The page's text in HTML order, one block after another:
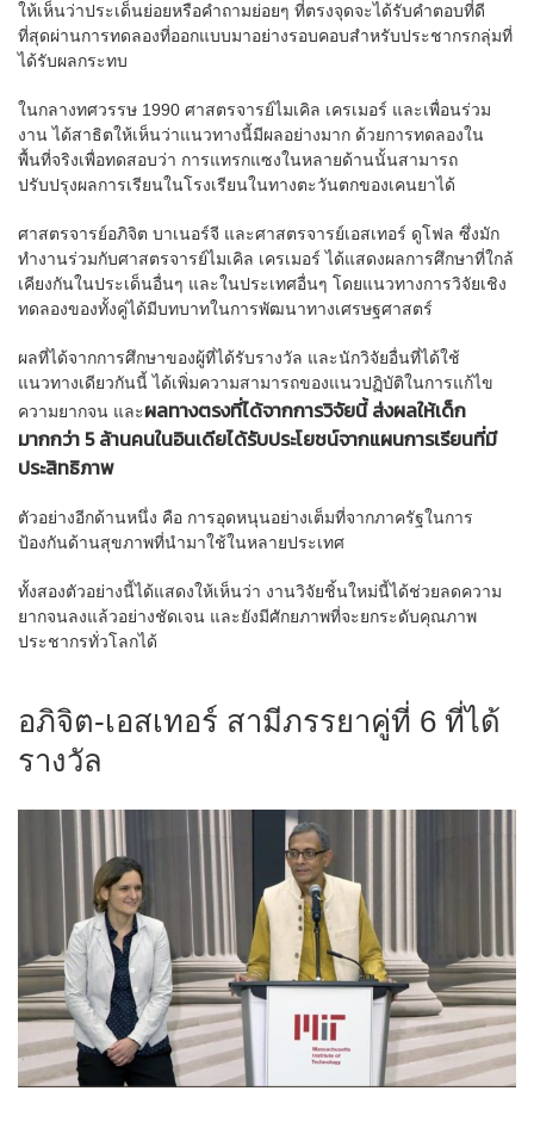
ให้เห็นว่าประเด็นย่อยหรือคำถามย่อยๆ ที่ตรงจุดจะได้รับคำตอบที่ดี
ที่สุดผ่านการทดลองที่ออกแบบมาอย่างรอบคอบสำหรับประชากรกลุ่มที่
ได้รับผลกระทบ
ในกลางทศวรรษ 1990 ศาสตรจารย์ไมเคิล เครเมอร์ และเพื่อนร่วม
งาน ได้สาธิตให้เห็นว่าแนวทางนี้มีผลอย่างมาก ด้วยการทดลองใน
พื้นที่จริงเพื่อทดสอบว่า การแทรกแซงในหลายด้านนั้นสามารถ
ปรับปรุงผลการเรียนในโรงเรียนในทางตะวันตกของเคนยาได้
ศาสตรจารย์อภิจิต บาเนอร์จี และศาสตรจารย์เอสเทอร์ ดูโฟล ซึ่งมัก
ทำงานร่วมกับศาสตรจารย์ไมเคิล เครเมอร์ ได้แสดงผลการศึกษาที่ใกล้
เคียงกันในประเด็นอื่นๆ และในประเทศอื่นๆ โดยแนวทางการวิจัยเชิง
ทดลองของทั้งคู่ได้มีบทบาทในการพัฒนาทางเศรษฐศาสตร์
ผลที่ได้จากการศึกษาของผู้ที่ได้รับรางวัล และนักวิจัยอื่นที่ได้ใช้
แนวทางเดียวกันนี้ ได้เพิ่มความสามารถของแนวปฏิบัติในการแก้ไข
ความยากจน และผลทางตรงที่ได้จากการวิจัยนี้ ส่งผลให้เด็ก
มากกว่า 5 ล้านคนในอินเดียได้รับประโยชน์จากแผนการเรียนที่มี
ประสิทธิภาพ
ตัวอย่างอีกด้านหนึ่ง คือ การอุดหนุนอย่างเต็มที่จากภาครัฐในการ
ป้องกันด้านสุขภาพที่นำมาใช้ในหลายประเทศ
ทั้งสองตัวอย่างนี้ได้แสดงให้เห็นว่า งานวิจัยชิ้นใหม่นี้ได้ช่วยลดความ
ยากจนลงแล้วอย่างชัดเจน และยังมีศักยภาพที่จะยกระดับคุณภาพ
ประชากรทั่วโลกได้
อภิจิต-เอสเทอร์ สามีภรรยาคู่ที่ 6 ที่ได้
รางวัล